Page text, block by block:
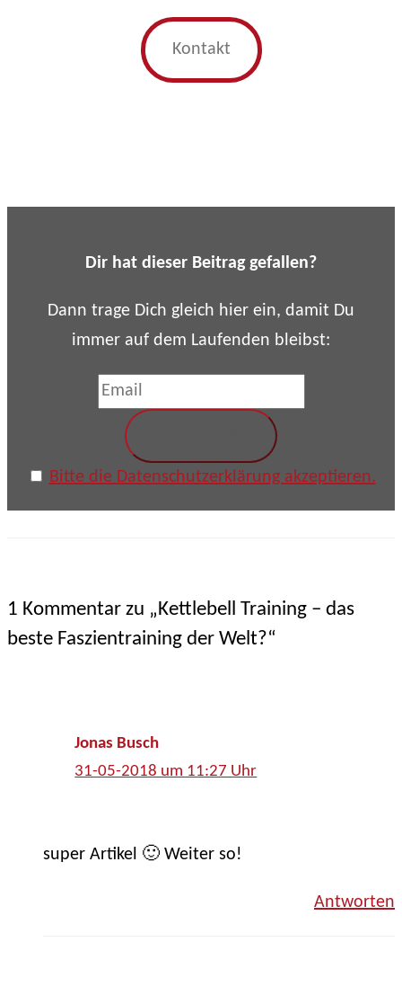
Kontakt
Dir hat dieser Beitrag gefallen?
Dann trage Dich gleich hier ein, damit Du
immer auf dem Laufenden bleibst:
Bitte die Datenschutzerklärung akzeptieren.
1 Kommentar zu „Kettlebell Training – das
beste Faszientraining der Welt?“
Jonas Busch
31-05-2018 um 11:27 Uhr
super Artikel 🙂 Weiter so!
Antworten